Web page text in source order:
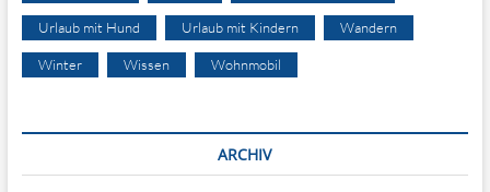
Urlaub mit Hund Urlaub mit Kindern Wandern
Winter Wissen Wohnmobil
ARCHIV